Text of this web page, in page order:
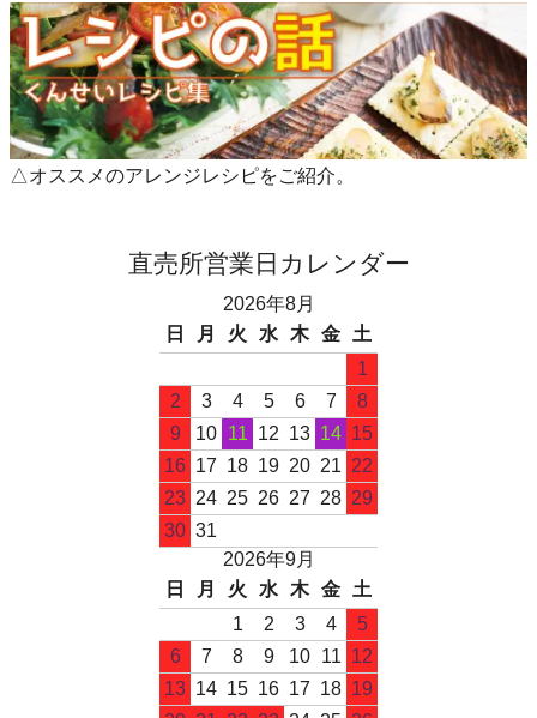
△オススメのアレンジレシピをご紹介。
直売所営業日カレンダー
2026年8月
日
月 火 水 木 金
土
1
2
3 4 5 6 7
8
9
10 11 12 13 14 15
16 17 18 19 20 21 22
23 24 25 26 27 28 29
30 31
2026年9月
日
月 火 水 木 金
土
1
2 3 4
5
6
7 8 9 10 11 12
13 14 15 16 17 18 19